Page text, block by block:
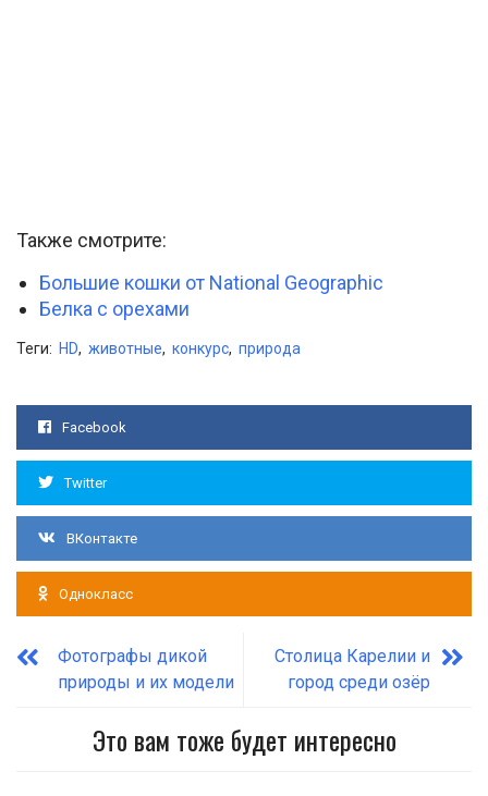
Также смотрите:
Большие кошки от National Geographic
Белка с орехами
Теги: HD, животные, конкурс, природа
Facebook
Twitter
ВКонтакте
Однокласс
Фотографы дикой
природы и их модели
Столица Карелии и
город среди озёр
Это вам тоже будет интересно